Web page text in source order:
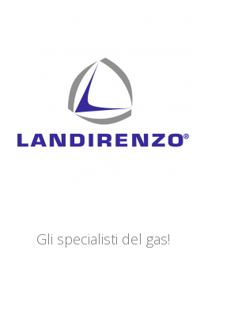
Gli specialisti del gas!